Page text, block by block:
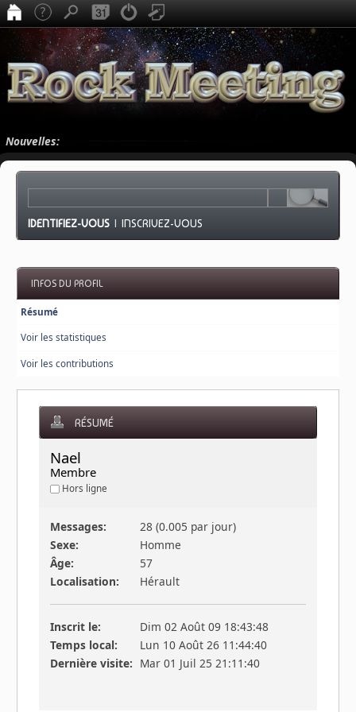
Nouvelles:
IDENTIFIEZ-VOUS |INSCRIVEZ-VOUS
INFOS DU PROFIL
Résumé
Voir les statistiques
Voir les contributions
RÉSUMÉ
Nael
Membre
Hors ligne
Messages:
28 (0.005 par jour)
Sexe:
Homme
Âge:
57
Localisation:
Hérault
Inscrit le:
Dim 02 Août 09 18:43:48
Temps local:
Lun 10 Août 26 11:44:40
Dernière visite: Mar 01 Juil 25 21:11:40